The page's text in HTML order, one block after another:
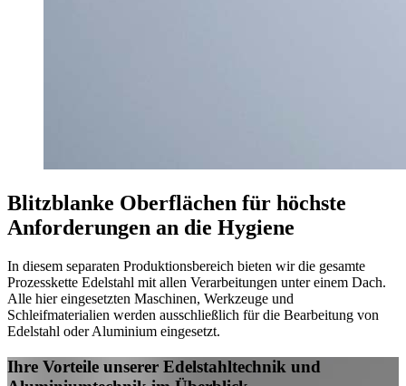
Blitzblanke Oberflächen für höchste
Anforderungen an die Hygiene
In diesem separaten Produktionsbereich bieten wir die gesamte
Prozesskette Edelstahl mit allen Verarbeitungen unter einem Dach.
Alle hier eingesetzten Maschinen, Werkzeuge und
Schleifmaterialien werden ausschließlich für die Bearbeitung von
Edelstahl oder Aluminium eingesetzt.
Ihre Vorteile unserer Edelstahltechnik und